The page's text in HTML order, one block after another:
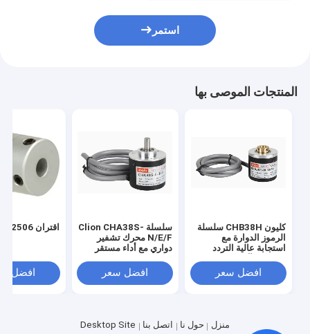
استمر
المنتجات الموصى بها
كليون CHB38H سلسلة
الرموز الدوارة مع
استجابة عالية التردد
ومجالات الأتمتة
افضل سعر
سلسلة Clion CHA38S-
N/E/F محرك تشفير
دواري مع أداء مستقر
وأدوات الآلات CNCافضل سعر
اقتران LD-2506
افضل
منزل حول نا اتصل بنا
Desktop Site